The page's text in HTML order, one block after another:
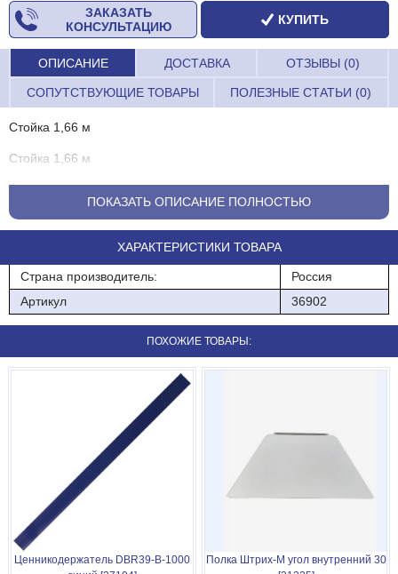
ЗАКАЗАТЬ
КОНСУЛЬТАЦИЮ
КУПИТЬ
ОПИСАНИЕ ДОСТАВКА ОТЗЫВЫ (0)
СОПУТСТВУЮЩИЕ ТОВАРЫ ПОЛЕЗНЫЕ СТАТЬИ (0)
Стойка 1,66 м
Стойка 1,66 м
ПОКАЗАТЬ ОПИСАНИЕ ПОЛНОСТЬЮ
ХАРАКТЕРИСТИКИ ТОВАРА
Страна производитель:
Россия
Артикул
36902
ПОХОЖИЕ ТОВАРЫ:
Ценникодержатель DBR39-B-1000
Полка Штрих-М угол внутренний 30